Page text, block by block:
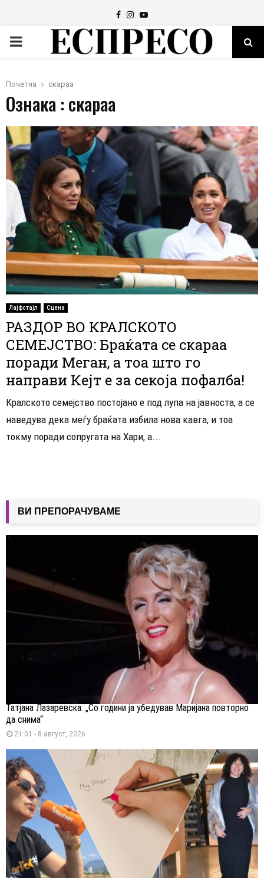
Facebook
Instagram
Youtube
PRIMARY
Почетна скараа
Ознака : скараа
Лајфстајл Сцена
РАЗДОР ВО КРАЛСКОТО
СЕМЕЈСТВО: Браќата се скараа
поради Меган, а тоа што го
направи Кејт е за секоја пофалба!
Кралското семејство постојано е под лупа на јавноста, а се
наведува дека меѓу браќата избила нова кавга, и тоа
токму поради сопругата на Хари, а...
ВИ ПРЕПОРАЧУВАМЕ
Татјана Лазаревска: „Со години ја убедував Маријана повторно
да снима“
21:01 - 8 август, 2026